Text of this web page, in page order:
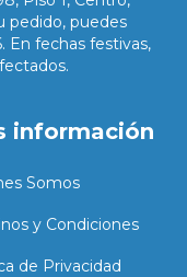
pedido, puedes
En fechas festivas,
información
Somos
y Condiciones
de Privacidad